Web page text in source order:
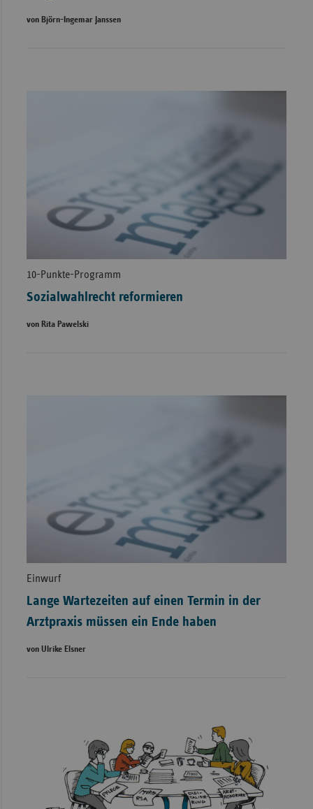
von Björn-Ingemar Janssen
10-Punkte-Programm
Sozialwahlrecht reformieren
von Rita Pawelski
Einwurf
Lange Wartezeiten auf einen Termin in der
Arztpraxis müssen ein Ende haben
von Ulrike Elsner